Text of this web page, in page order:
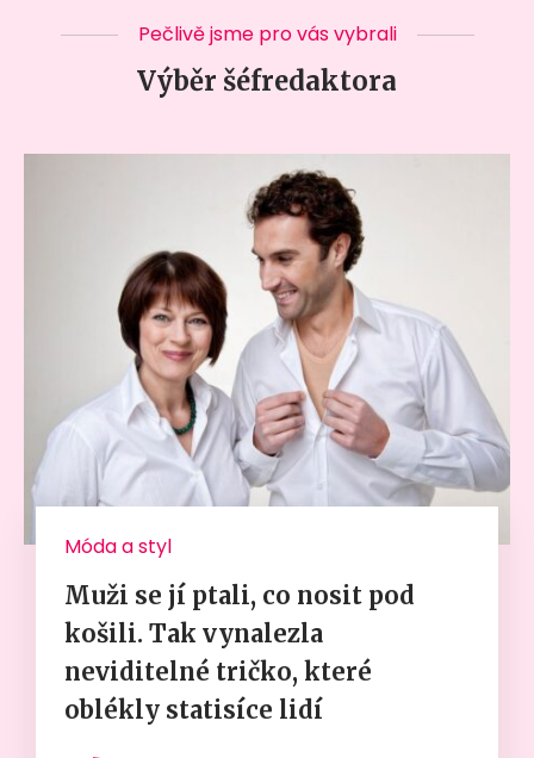
Pečlivě jsme pro vás vybrali
Výběr šéfredaktora
Móda a styl
Muži se jí ptali, co nosit pod
košili. Tak vynalezla
neviditelné tričko, které
oblékly statisíce lidí